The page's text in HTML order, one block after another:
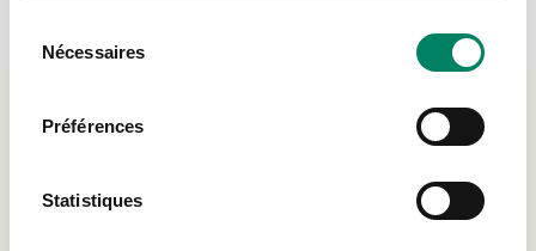
Nécessaires
Préférences
Statistiques
950 allée Thérèse-Dallaire-Laplante, Longueuil
À partir du métro Longueuil : bus 10, 17 ou 117